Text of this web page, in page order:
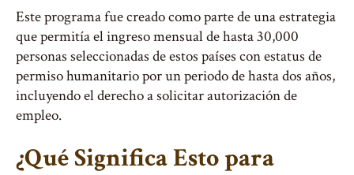
Este programa fue creado como parte de una estrategia
que permitía el ingreso mensual de hasta 30,000
personas seleccionadas de estos países con estatus de
permiso humanitario por un periodo de hasta dos años,
incluyendo el derecho a solicitar autorización de
empleo.
¿Qué Significa Esto para